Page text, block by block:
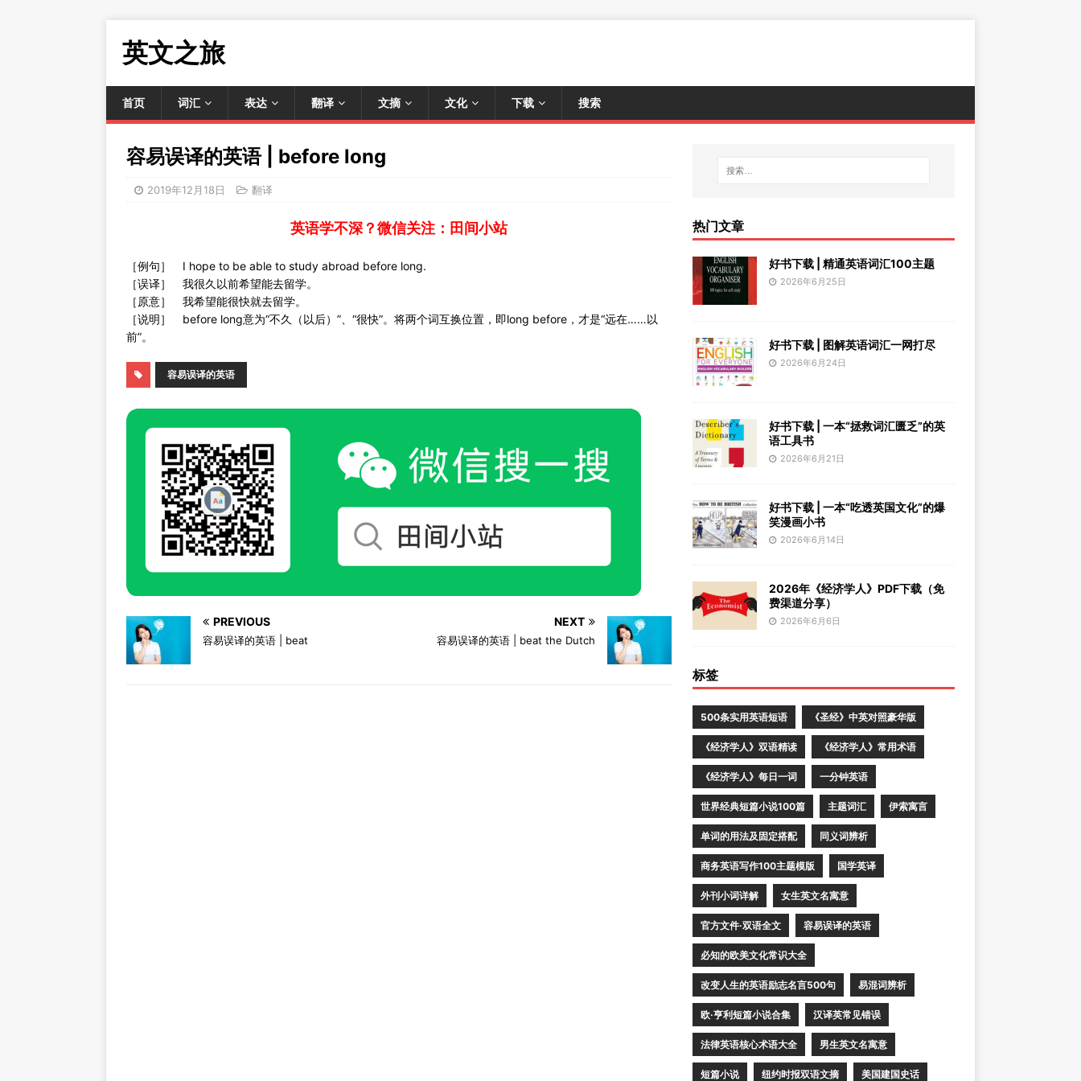
英文之旅
首页 词汇 表达 翻译 文摘 文化 下载 搜索
容易误译的英语 | before long
2019年12月18日 翻译
英语学不深？微信关注：田间小站
［例句］ I hope to be able to study abroad before long.
［误译］ 我很久以前希望能去留学。
［原意］ 我希望能很快就去留学。
［说明］ before long意为“不久（以后）”、“很快”。将两个词互换位置，即long before，才是“远在……以
前”。
容易误译的英语
PREVIOUS
容易误译的英语 | beat
NEXT
容易误译的英语 | beat the Dutch
热门文章
好书下载 | 精通英语词汇100主题
2026年6月25日
好书下载 | 图解英语词汇一网打尽
2026年6月24日
好书下载 | 一本“拯救词汇匮乏”的英
语工具书
2026年6月21日
好书下载 | 一本“吃透英国文化”的爆
笑漫画小书
2026年6月14日
2026年《经济学人》PDF下载（免
费渠道分享）
2026年6月6日
标签
500条实用英语短语 《圣经》中英对照豪华版
《经济学人》双语精读 《经济学人》常用术语
《经济学人》每日一词 一分钟英语
世界经典短篇小说100篇 主题词汇 伊索寓言
单词的用法及固定搭配 同义词辨析
商务英语写作100主题模版 国学英译
外刊小词详解 女生英文名寓意
官方文件·双语全文 容易误译的英语
必知的欧美文化常识大全
改变人生的英语励志名言500句 易混词辨析
欧·亨利短篇小说合集 汉译英常见错误
法律英语核心术语大全 男生英文名寓意
短篇小说 纽约时报双语文摘 美国建国史话